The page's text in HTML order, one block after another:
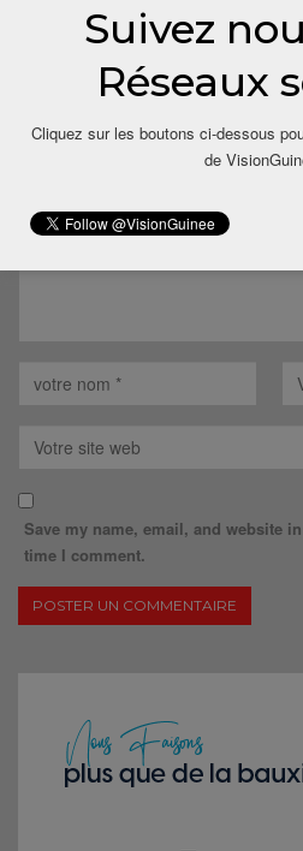
LAISSER UN COMMENTAIRE
Save my name, email, and website
time I comment.
Suivez
Réseaux
Cliquez sur les boutons ci-dessous
de